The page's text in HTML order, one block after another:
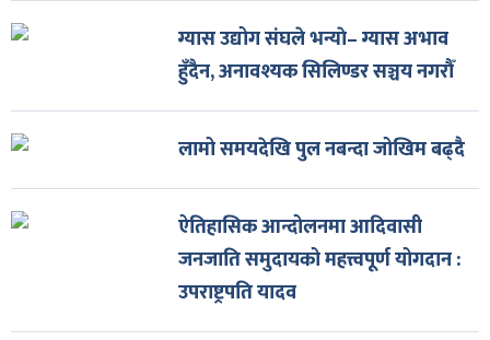
ग्यास उद्योग संघले भन्याे– ग्यास अभाव
हुँदैन, अनावश्यक सिलिण्डर सञ्चय नगरौँ
लामो समयदेखि पुल नबन्दा जोखिम बढ्दै
ऐतिहासिक आन्दोलनमा आदिवासी
जनजाति समुदायको महत्त्वपूर्ण योगदान :
उपराष्ट्रपति यादव